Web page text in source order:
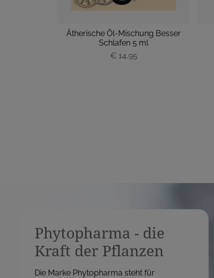
Ätherische Öl-Mischung Besser
Schlafen 5 ml
€ 14,95
P
Phytopharma - die
Kraft der Pflanzen
Die Marke Phytopharma steht für